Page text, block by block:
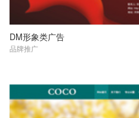
DM形象类广告
品牌推广